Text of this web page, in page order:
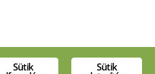
Sütik
Sütik